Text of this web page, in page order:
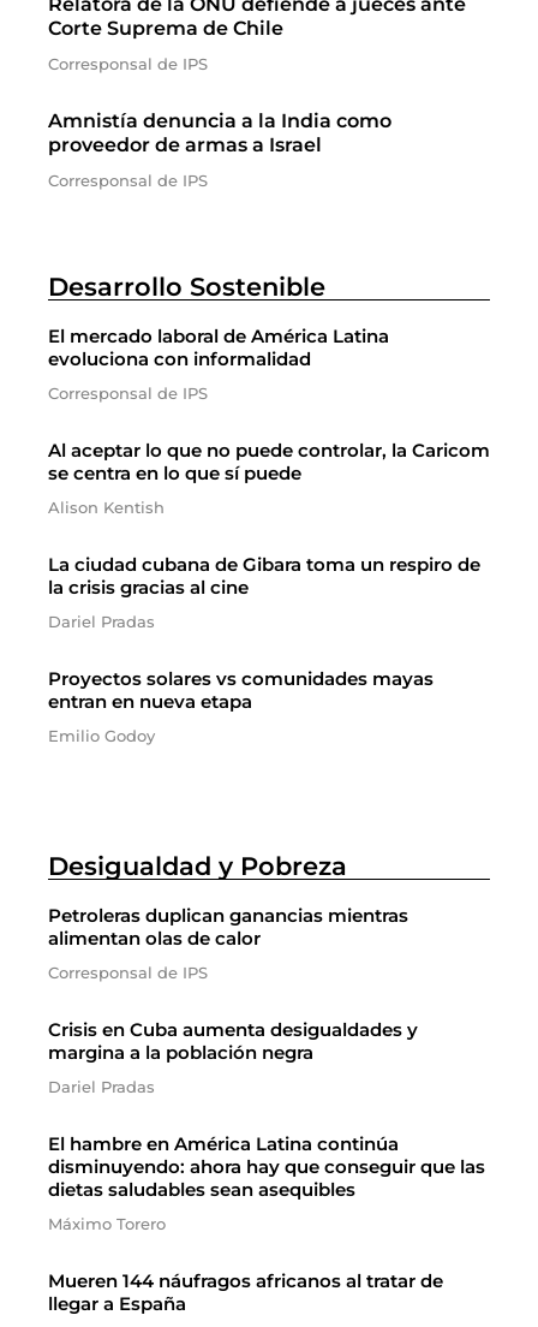
Corte Suprema de Chile
Corresponsal de IPS
Amnistía denuncia a la India como
proveedor de armas a Israel
Corresponsal de IPS
Desarrollo Sostenible
El mercado laboral de América Latina
evoluciona con informalidad
Corresponsal de IPS
Al aceptar lo que no puede controlar, la Caricom
se centra en lo que sí puede
Alison Kentish
La ciudad cubana de Gibara toma un respiro de
la crisis gracias al cine
Dariel Pradas
Proyectos solares vs comunidades mayas
entran en nueva etapa
Emilio Godoy
Desigualdad y Pobreza
Petroleras duplican ganancias mientras
alimentan olas de calor
Corresponsal de IPS
Crisis en Cuba aumenta desigualdades y
margina a la población negra
Dariel Pradas
El hambre en América Latina continúa
disminuyendo: ahora hay que conseguir que las
dietas saludables sean asequibles
Máximo Torero
Mueren 144 náufragos africanos al tratar de
llegar a España